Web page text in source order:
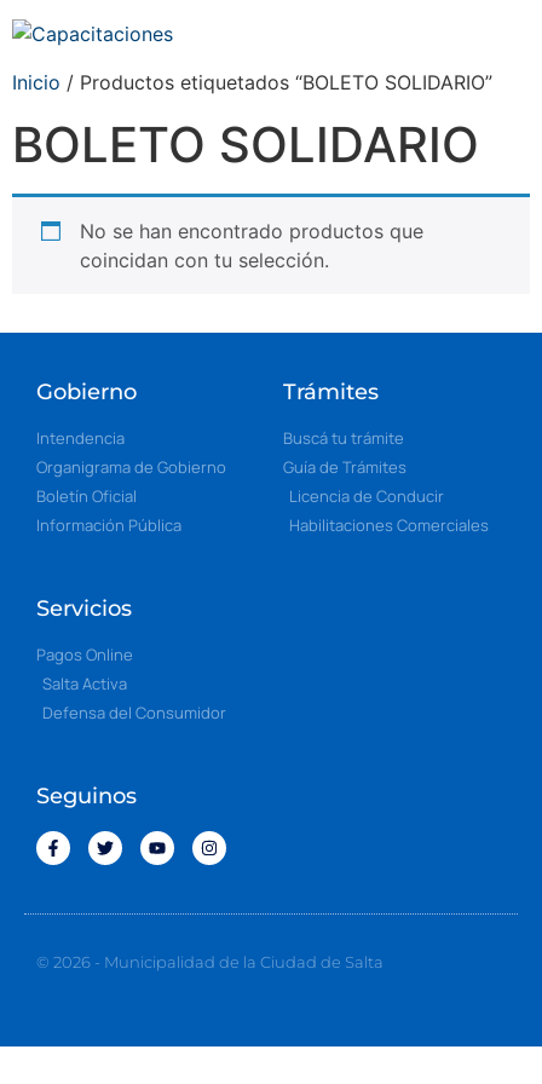
Inicio / Productos etiquetados “BOLETO SOLIDARIO”
BOLETO SOLIDARIO
No se han encontrado productos que
coincidan con tu selección.
Gobierno
Intendencia
Organigrama de Gobierno
Boletín Oficial
Información Pública
Trámites
Buscá tu trámite
Guía de Trámites
Licencia de Conducir
Habilitaciones Comerciales
Servicios
Pagos Online
Salta Activa
Defensa del Consumidor
Seguinos
© 2026 - Municipalidad de la Ciudad de Salta